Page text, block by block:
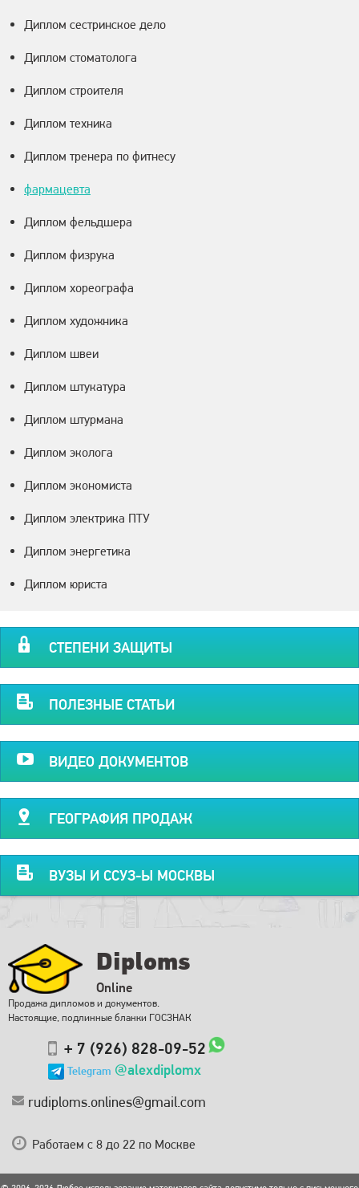
Диплом сестринское дело
Диплом стоматолога
Диплом строителя
Диплом техника
Диплом тренера по фитнесу
фармацевта
Диплом фельдшера
Диплом физрука
Диплом хореографа
Диплом художника
Диплом швеи
Диплом штукатура
Диплом штурмана
Диплом эколога
Диплом экономиста
Диплом электрика ПТУ
Диплом энергетика
Диплом юриста
СТЕПЕНИ ЗАЩИТЫ
ПОЛЕЗНЫЕ СТАТЬИ
ВИДЕО ДОКУМЕНТОВ
ГЕОГРАФИЯ ПРОДАЖ
ВУЗЫ И ССУЗ-Ы МОСКВЫ
Diploms
Online
Продажа дипломов и документов.
Настоящие, подлинные бланки ГОСЗНАК
+ 7 (926) 828-09-52
Telegram @alexdiplomx
rudiploms.onlines@gmail.com
Работаем с 8 до 22 по Москве